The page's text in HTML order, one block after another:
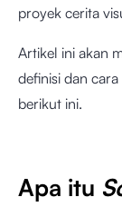
proyek cerita
Artikel ini akan
definisi dan
berikut ini.
Apa itu